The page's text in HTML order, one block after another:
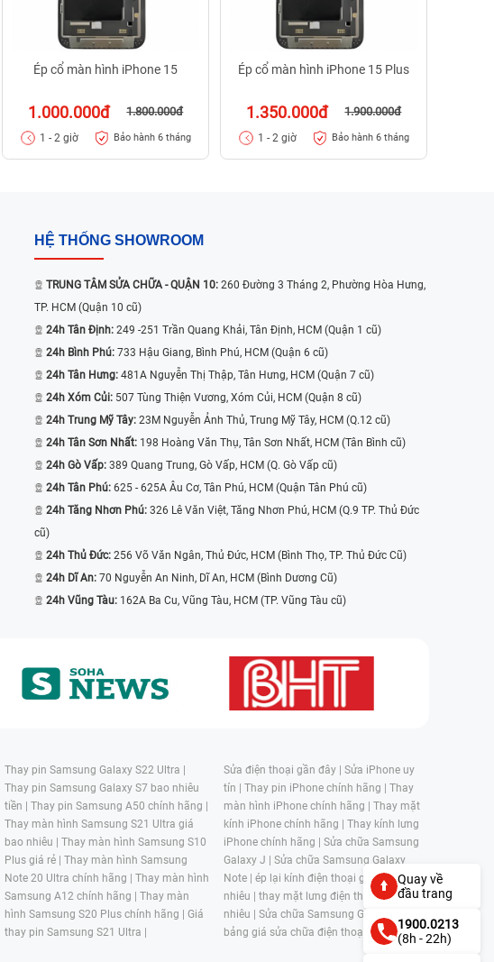
Ép cổ màn hình iPhone 15
1.000.000đ 1.800.000đ
1 - 2 giờ Bảo hành 6 tháng
Ép cổ màn hình iPhone 15 Plus
1.350.000đ 1.900.000đ
1 - 2 giờ Bảo hành 6 tháng
HỆ THỐNG SHOWROOM
TRUNG TÂM SỬA CHỮA - QUẬN 10: 260 Đường 3 Tháng 2, Phường Hòa Hưng,
TP. HCM (Quận 10 cũ)
24h Tân Định: 249 -251 Trần Quang Khải, Tân Định, HCM (Quận 1 cũ)
24h Bình Phú: 733 Hậu Giang, Bình Phú, HCM (Quận 6 cũ)
24h Tân Hưng: 481A Nguyễn Thị Thập, Tân Hưng, HCM (Quận 7 cũ)
24h Xóm Củi: 507 Tùng Thiện Vương, Xóm Củi, HCM (Quận 8 cũ)
24h Trung Mỹ Tây: 23M Nguyễn Ảnh Thủ, Trung Mỹ Tây, HCM (Q.12 cũ)
24h Tân Sơn Nhất: 198 Hoàng Văn Thụ, Tân Sơn Nhất, HCM (Tân Bình cũ)
24h Gò Vấp: 389 Quang Trung, Gò Vấp, HCM (Q. Gò Vấp cũ)
24h Tân Phú: 625 - 625A Âu Cơ, Tân Phú, HCM (Quận Tân Phú cũ)
24h Tăng Nhơn Phú: 326 Lê Văn Việt, Tăng Nhơn Phú, HCM (Q.9 TP. Thủ Đức
cũ)
24h Thủ Đức: 256 Võ Văn Ngân, Thủ Đức, HCM (Bình Thọ, TP. Thủ Đức Cũ)
24h Dĩ An: 70 Nguyễn An Ninh, Dĩ An, HCM (Bình Dương Cũ)
24h Vũng Tàu: 162A Ba Cu, Vũng Tàu, HCM (TP. Vũng Tàu cũ)
Thay pin Samsung Galaxy S22 Ultra |
Thay pin Samsung Galaxy S7 bao nhiêu
tiền | Thay pin Samsung A50 chính hãng |
Thay màn hình Samsung S21 Ultra giá
bao nhiêu | Thay màn hình Samsung S10
Plus giá rẻ | Thay màn hình Samsung
Note 20 Ultra chính hãng | Thay màn hình
Samsung A12 chính hãng | Thay màn
hình Samsung S20 Plus chính hãng | Giá
thay pin Samsung S21 Ultra |
Sửa điện thoại gần đây | Sửa iPhone uy
tín | Thay pin iPhone chính hãng | Thay
màn hình iPhone chính hãng | Thay mặt
kính iPhone chính hãng | Thay kính lưng
iPhone chính hãng | Sửa chữa Samsung
Galaxy J | Sửa chữa Samsung Galaxy
Note | ép lại kính điện thoại giá bao
nhiêu | thay mặt lưng điện thoại giá bao
nhiêu | Sửa chữa Samsung Galaxy S |
bảng giá sửa chữa điện thoại samsung |
Quay về
đầu trang
1900.0213
(8h - 22h)